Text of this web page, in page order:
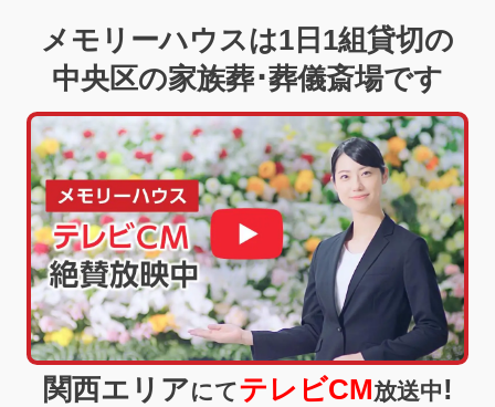
メモリーハウスは1日1組貸切の
中央区の家族葬･葬儀斎場です
関西エリアにてテレビCM放送中!